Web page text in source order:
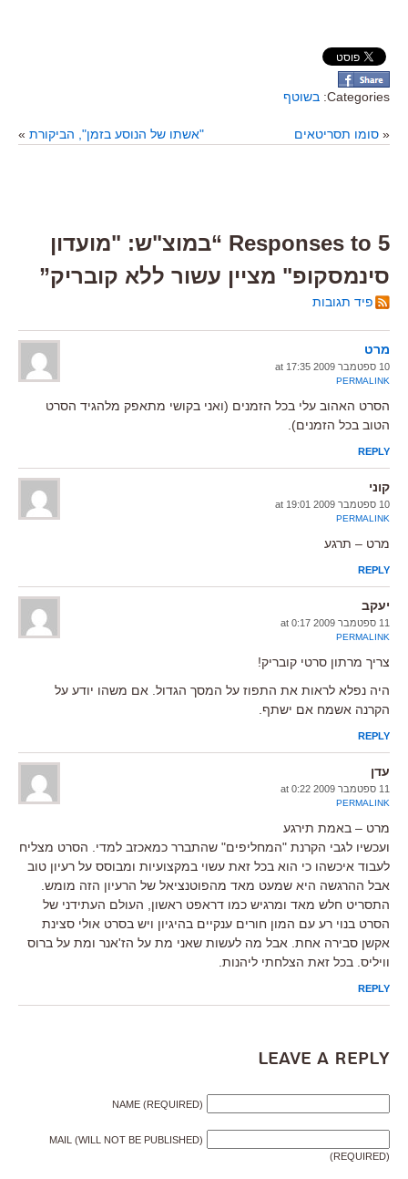
Categories: בשוטף
« סומו תסריטאים "אשתו של הנוסע בזמן", הביקורת »
5 Responses to “במוצ"ש: "מועדון
סינמסקופ" מציין עשור ללא קובריק”
פיד תגובות
מרט
10 ספטמבר 2009 at 17:35
PERMALINK
הסרט האהוב עלי בכל הזמנים (ואני בקושי מתאפק מלהגיד הסרט
הטוב בכל הזמנים).
REPLY
קוני
10 ספטמבר 2009 at 19:01
PERMALINK
מרט – תרגע
REPLY
יעקב
11 ספטמבר 2009 at 0:17
PERMALINK
צריך מרתון סרטי קובריק!
היה נפלא לראות את התפוז על המסך הגדול. אם משהו יודע על
הקרנה אשמח אם ישתף.
REPLY
עדן
11 ספטמבר 2009 at 0:22
PERMALINK
מרט – באמת תירגע
ועכשיו לגבי הקרנת "המחליפים" שהתברר כמאכזב למדי. הסרט מצליח
לעבוד איכשהו כי הוא בכל זאת עשוי במקצועיות ומבוסס על רעיון טוב
אבל ההרגשה היא שמעט מאד מהפוטנציאל של הרעיון הזה מומש.
התסריט חלש מאד ומרגיש כמו דראפט ראשון, העולם העתידני של
הסרט בנוי רע עם המון חורים ענקיים בהיגיון ויש בסרט אולי סצינת
אקשן סבירה אחת. אבל מה לעשות שאני מת על הז'אנר ומת על ברוס
וויליס. בכל זאת הצלחתי ליהנות.
REPLY
Leave a Reply
NAME (REQUIRED)
MAIL (WILL NOT BE PUBLISHED)
(REQUIRED)